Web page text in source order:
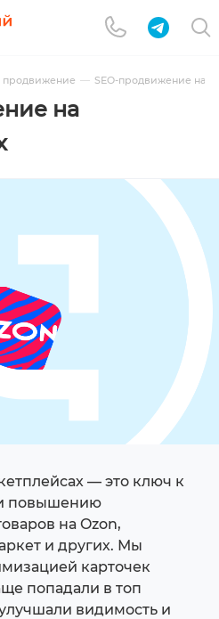
продвижение SEO-продвижение на
на
— это ключ к
повышению
на Ozon,
и других. Мы
карточек
попадали в топ
видимость и